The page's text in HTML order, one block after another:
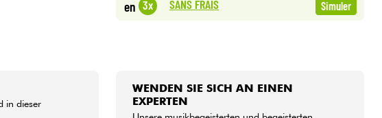
• TOULOUSE
en 3x SANS FRAIS Simuler
in dieser
WENDEN SIE SICH AN EINEN
EXPERTEN